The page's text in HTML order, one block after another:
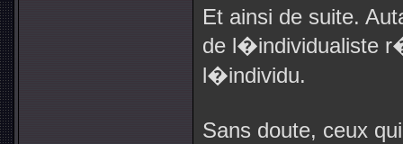
Et ainsi de suite.
de l�individualiste
l�individu.
Sans doute, ceux